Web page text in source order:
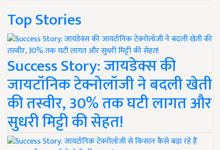
Top Stories
Success Story: जायडेक्स की
जायटॉनिक टेक्नोलॉजी ने बदली खेती
की तस्वीर, 30% तक घटी लागत और
सुधरी मिट्टी की सेहत!